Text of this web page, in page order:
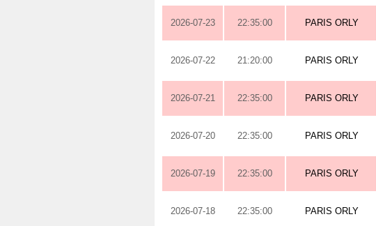
2026-07-23 22:35:00 PARIS ORLY
2026-07-22 21:20:00 PARIS ORLY
2026-07-21 22:35:00 PARIS ORLY
2026-07-20 22:35:00 PARIS ORLY
2026-07-19 22:35:00 PARIS ORLY
2026-07-18 22:35:00 PARIS ORLY